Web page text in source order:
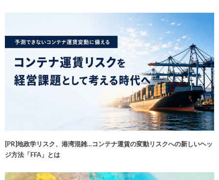
[PR]地政学リスク、港湾混雑…コンテナ運賃の変動リスクへの新しいヘッ
ジ方法「FFA」とは